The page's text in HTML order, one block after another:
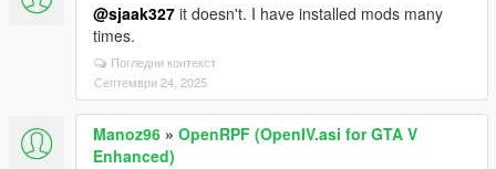
@sjaak327 it doesn't. I have installed mods many
times.
Погледни контекст
Септември 24, 2025
Manoz96 » OpenRPF (OpenIV.asi for GTA V
Enhanced)